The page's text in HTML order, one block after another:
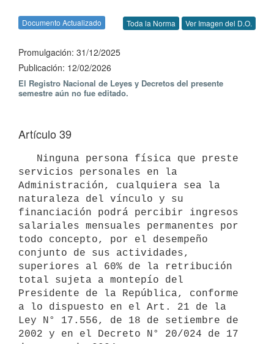
Documento Actualizado Toda la Norma Ver Imagen del D.O.
Promulgación: 31/12/2025
Publicación: 12/02/2026
El Registro Nacional de Leyes y Decretos del presente
semestre aún no fue editado.
Artículo 39
servicios personales en la
Administración, cualquiera sea la
naturaleza del vínculo y su
financiación podrá percibir ingresos
salariales mensuales permanentes por
todo concepto, por el desempeño
conjunto de sus actividades,
superiores al 60% de la retribución
total sujeta a montepío del
Presidente de la República, conforme
a lo dispuesto en el Art. 21 de la
Ley N° 17.556, de 18 de setiembre de
2002 y en el Decreto N° 20/024 de 17